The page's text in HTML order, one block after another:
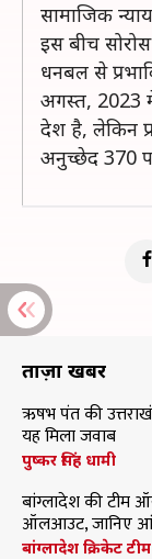
सामाजिक
इस बीच
धनबल से
अगस्त, 2023
देश है, लेकिन
अनुच्छेद 370
ताज़ा खबरें
ऋषभ पंत की
यह मिला जवाब
पुष्कर सिंह धामी
बांग्लादेश की टीम
ऑलआउट, जानिए
बांग्लादेश क्रिकेट टीम